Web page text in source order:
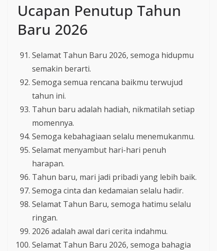
Ucapan Penutup Tahun
Baru 2026
Selamat Tahun Baru 2026, semoga hidupmu
semakin berarti.
Semoga semua rencana baikmu terwujud
tahun ini.
Tahun baru adalah hadiah, nikmatilah setiap
momennya.
Semoga kebahagiaan selalu menemukanmu.
Selamat menyambut hari-hari penuh
harapan.
Tahun baru, mari jadi pribadi yang lebih baik.
Semoga cinta dan kedamaian selalu hadir.
Selamat Tahun Baru, semoga hatimu selalu
ringan.
2026 adalah awal dari cerita indahmu.
Selamat Tahun Baru 2026, semoga bahagia